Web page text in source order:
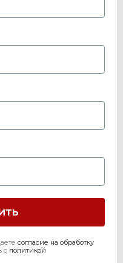
согласие на обработку
c политикой